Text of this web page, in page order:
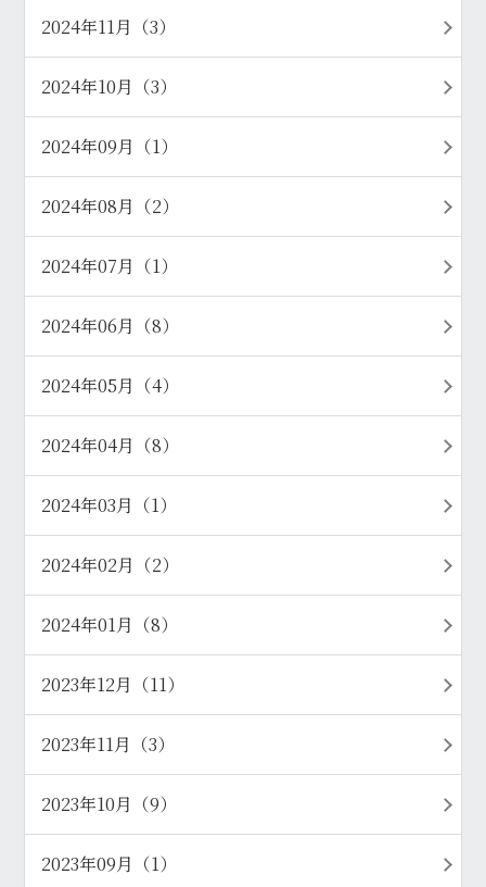
2024年11月（3）
2024年10月（3）
2024年09月（1）
2024年08月（2）
2024年07月（1）
2024年06月（8）
2024年05月（4）
2024年04月（8）
2024年03月（1）
2024年02月（2）
2024年01月（8）
2023年12月（11）
2023年11月（3）
2023年10月（9）
2023年09月（1）